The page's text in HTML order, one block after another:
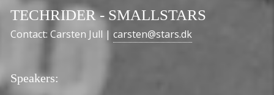
TECHRIDER - SMALLSTARS
Contact: Carsten Jull | carsten@stars.dk
Speakers: